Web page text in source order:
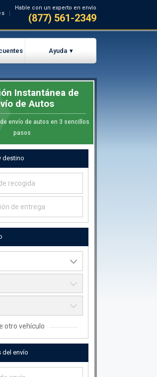
Hable con un experto en envío
(877) 561-2349
Ayuda
Instantánea de
de Autos
envío de autos en 3 sencillos
pasos
destino
entrega
otro vehículo
del envío